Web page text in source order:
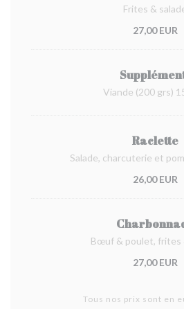
Frites &
27,00 EUR
Viande (200 grs)
Raclette
Salade, charcuterie et
26,00 EUR
Bœuf & poulet, frites
27,00 EUR
Tous nos prix sont en